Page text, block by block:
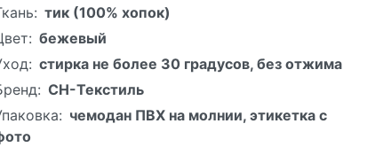
тик (100% хопок)
бежевый
стирка не более 30 градусов, без отжима
СН-Текстиль
чемодан ПВХ на молнии, этикетка с